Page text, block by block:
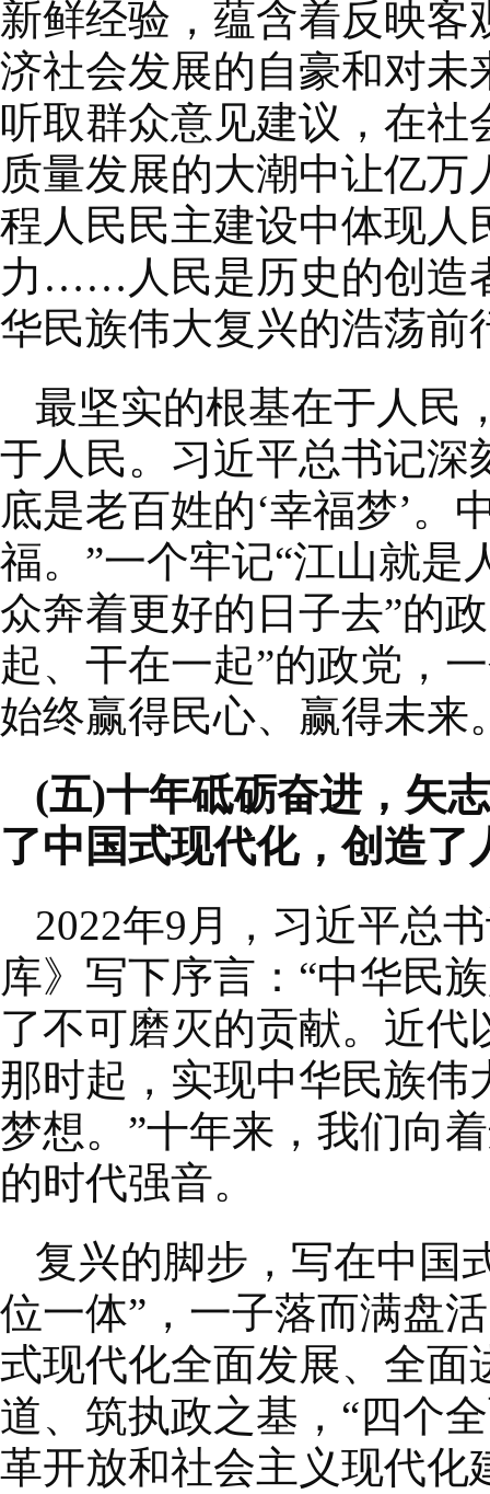
新鲜经验，蕴含着反映
济社会发展的自豪和对未
听取群众意见建议，在
质量发展的大潮中让亿
程人民民主建设中体现人
力……人民是历史的创造
华民族伟大复兴的浩荡前
最坚实的根基在于人民
于人民。习近平总书记深
底是老百姓的‘幸福梦’。
福。”一个牢记“江山就是
众奔着更好的日子去”的
起、干在一起”的政党，
始终赢得民心、赢得未来
(五)十年砥砺奋进，矢
了中国式现代化，创造了
2022年9月，习近平总
库》写下序言：“中华民
了不可磨灭的贡献。近
那时起，实现中华民族伟
梦想。”十年来，我们向
的时代强音。
复兴的脚步，写在中国
位一体”，一子落而满盘
式现代化全面发展、全
道、筑执政之基，“四个
革开放和社会主义现代化